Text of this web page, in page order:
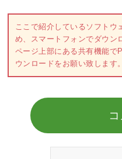
ここで紹介しているソフトウ
め、スマートフォンでダウン
ページ上部にある共有機能で
ウンロードをお願い致します。